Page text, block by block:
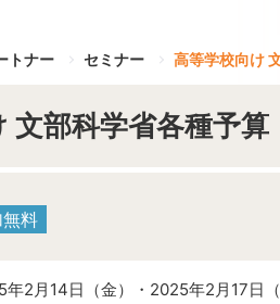
トナー セミナー 高等学校向け
文部科学省各種予
料
年2月14日（金）・2025年2月17日